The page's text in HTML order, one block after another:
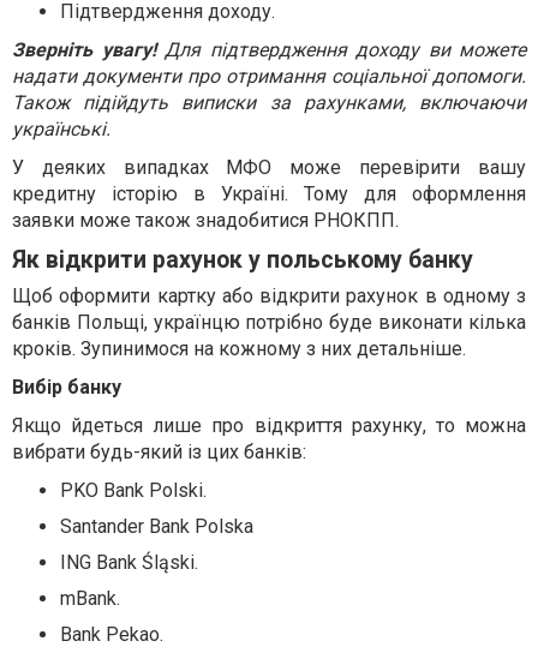
Підтвердження доходу.
Зверніть увагу!Для підтвердження доходу ви можете
надати документи про отримання соціальної допомоги.
Також підійдуть виписки за рахунками, включаючи
українські.
У деяких випадках МФО може перевірити вашу
кредитну історію в Україні. Тому для оформлення
заявки може також знадобитися РНОКПП.
Як відкрити рахунок у польському банку
Щоб оформити картку або відкрити рахунок в одному з
банків Польщі, українцю потрібно буде виконати кілька
кроків. Зупинимося на кожному з них детальніше.
Вибір банку
Якщо йдеться лише про відкриття рахунку, то можна
вибрати будь-який із цих банків:
PKO Bank Polski.
Santander Bank Polska
ING Bank Śląski.
mBank.
Bank Pekao.